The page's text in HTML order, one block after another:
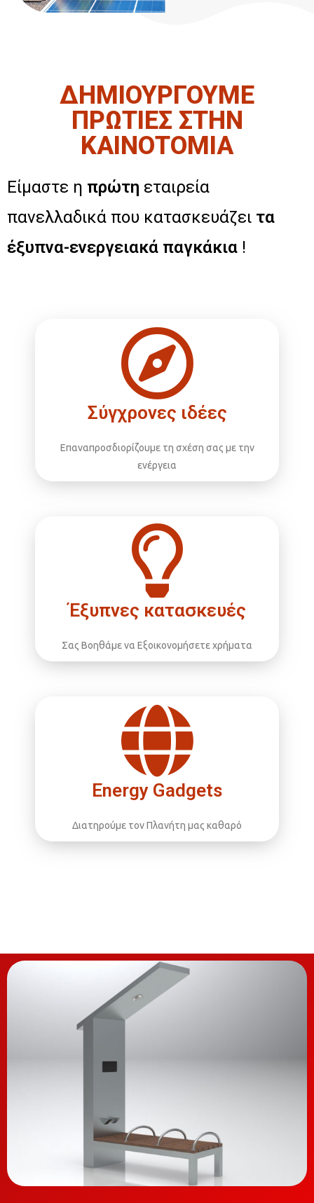
ΔΗΜΙΟΥΡΓΟΥΜΕ
ΠΡΩΤΙΕΣ ΣΤΗΝ
ΚΑΙΝΟΤΟΜΙΑ
Είμαστε η πρώτη εταιρεία
πανελλαδικά που κατασκευάζει τα
έξυπνα-ενεργειακά παγκάκια !
Σύγχρονες ιδέες
Επαναπροσδιορίζουμε τη σχέση σας με την
ενέργεια
Έξυπνες κατασκευές
Σας Βοηθάμε να Εξοικονομήσετε χρήματα
Energy Gadgets
Διατηρούμε τον Πλανήτη μας καθαρό